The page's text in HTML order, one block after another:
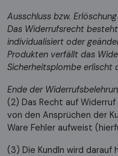
Ausschluss bzw.
Das Widerrufsrecht
individualisiert oder
Produkten verfällt das
Sicherheitsplombe erlischt
Ende der
(2) Das Recht auf
von den Ansprüchen der
Ware Fehler aufweist
(3) Die KundIn wird darauf